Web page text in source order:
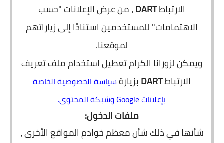
الارتباطDART، من عرض الإعلانات "حسب
الاهتمامات" للمستخدمين استنادًا إلى زياراتهم
لموقعنا.
ويمكن لزورانا الكرام تعطيل استخدام ملف تعريف
الارتباطDART بزيارةسياسة الخصوصية الخاصة
بإعلانات Google وشبكة المحتوى.
ملفات الدخول:
شأنها في ذلك شأن معظم خوادم المواقع الأخرى ،